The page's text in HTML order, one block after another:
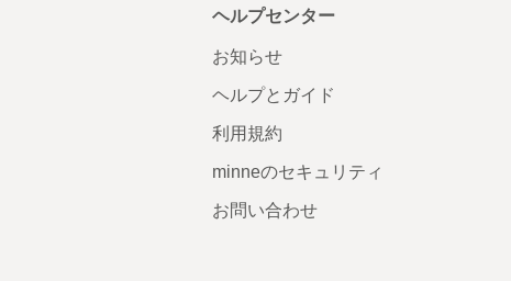
ヘルプセンター
お知らせ
ヘルプとガイド
利用規約
minneのセキュリティ
お問い合わせ